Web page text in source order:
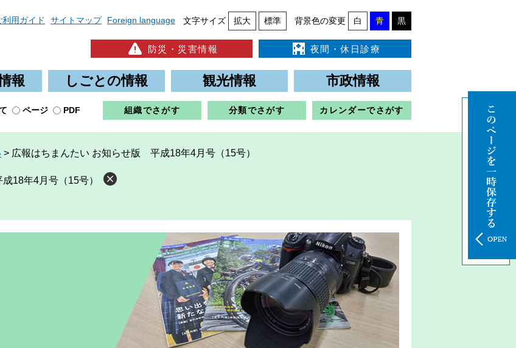
利用ガイド サイトマップ Foreign language 文字サイズ 拡大 標準 背景色の変更 白 青 黒
防災・災害情報 夜間・休日診療
報 しごとの情報 観光情報 市政情報
ページ PDF 組織でさがす 分類でさがす カレンダーでさがす
> 広報はちまんたい お知らせ版 平成18年4月号（15号）
18年4月号（15号）